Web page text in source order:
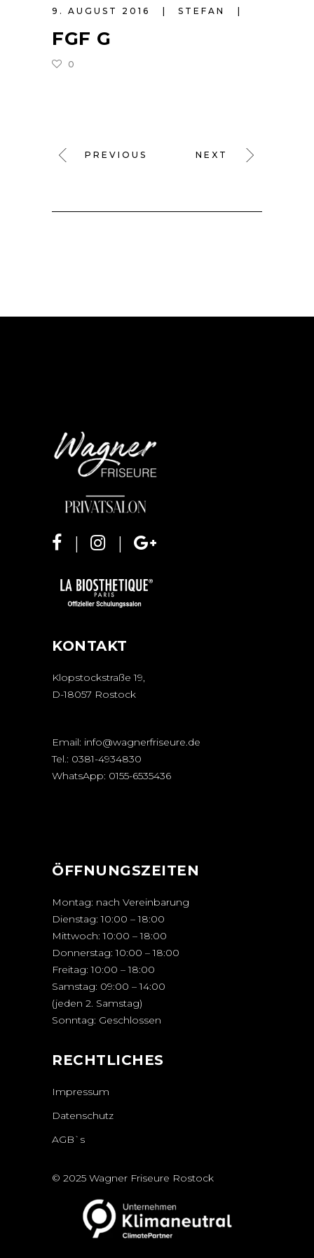
9. AUGUST 2016 STEFAN
FGF G
0
PREVIOUS NEXT
KONTAKT
Klopstockstraße 19,
D-18057 Rostock
Email: info@wagnerfriseure.de
Tel.: 0381-4934830
WhatsApp: 0155-6535436
ÖFFNUNGSZEITEN
Montag: nach Vereinbarung
Dienstag: 10:00 – 18:00
Mittwoch: 10:00 – 18:00
Donnerstag: 10:00 – 18:00
Freitag: 10:00 – 18:00
Samstag: 09:00 – 14:00
(jeden 2. Samstag)
Sonntag: Geschlossen
RECHTLICHES
Impressum
Datenschutz
AGB`s
© 2025 Wagner Friseure Rostock